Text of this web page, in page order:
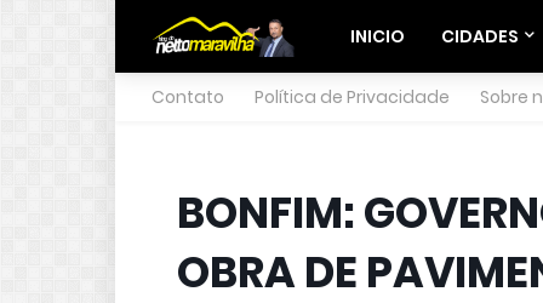
INICIO CIDADES
Contato Política de Privacidade Sobre
BONFIM:
OBRA DE